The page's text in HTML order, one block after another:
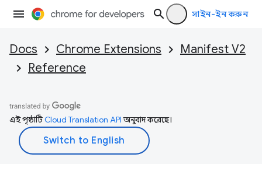
সাইন-ইন করুন
Docs Chrome Extensions
Manifest V2
Reference
এই পৃষ্ঠাটিCloud Translation APIঅনুবাদ করেছে।